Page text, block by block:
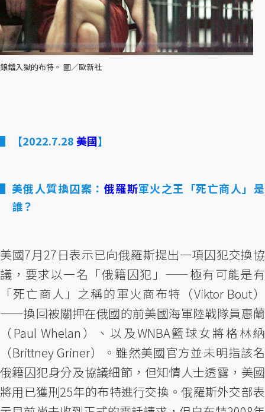
鋃鐺入獄的布特。 圖／歐新社
【2022.7.28美國】
美俄人質換囚案： 俄羅斯軍火之王「死亡商人」是
誰？
美國7月27日表示已向俄羅斯提出一項囚犯交換協
議，要求以一名「俄籍囚犯」——極有可能是有
「死亡商人」之稱的軍火商布特（Viktor Bout）
——換回被關押在俄國的前美國海軍陸戰隊員惠蘭
（Paul Whelan）、以及WNBA籃球女將格林納
（Brittney Griner）。雖然美國官方並未明指該名
俄籍囚犯身分及協議細節，但知情人士透露，美國
將用已獲刑25年的布特進行交換。俄羅斯外交部表